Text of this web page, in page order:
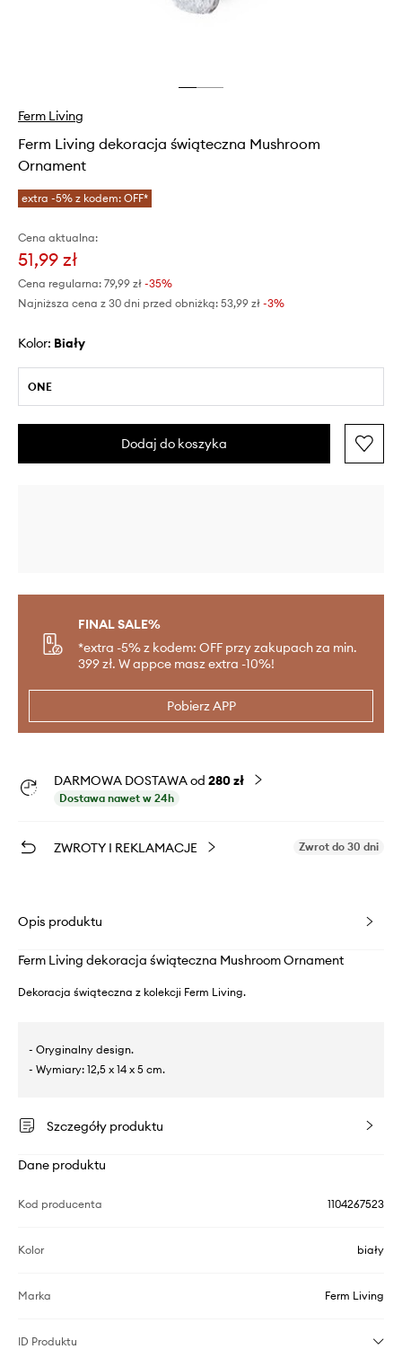
Ferm Living
Ferm Living dekoracja świąteczna Mushroom
Ornament
extra -5% z kodem: OFF*
Cena aktualna:
51,99 zł
Cena regularna: 79,99 zł -35%
Najniższa cena z 30 dni przed obniżką: 53,99 zł -3%
Kolor: biały
ONE
Dodaj do koszyka
FINAL SALE%
*extra -5% z kodem: OFF przy zakupach za min.
399 zł. W appce masz extra -10%!
Pobierz APP
DARMOWA DOSTAWA od 280 zł
Dostawa nawet w 24h
ZWROTY I REKLAMACJE Zwrot do 30 dni
Opis produktu
Ferm Living dekoracja świąteczna Mushroom Ornament
Dekoracja świąteczna z kolekcji Ferm Living.
- Oryginalny design.
- Wymiary: 12,5 x 14 x 5 cm.
Szczegóły produktu
Dane produktu
Kod producenta 1104267523
Kolor biały
Marka Ferm Living
ID Produktu